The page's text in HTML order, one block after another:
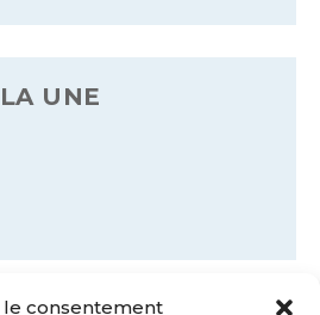
le consentement
UNE